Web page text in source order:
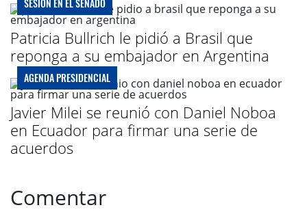
Patricia Bullrich le pidió a Brasil que
reponga a su embajador en Argentina
AGENDA PRESIDENCIAL
Javier Milei se reunió con Daniel Noboa
en Ecuador para firmar una serie de
acuerdos
Comentar